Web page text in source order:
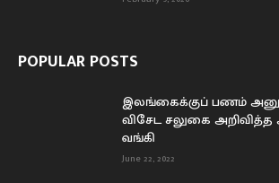
POPULAR POSTS
இலங்கைக்குப் பணம்
விசேட சலுகை
வங்கி
June 22, 2022